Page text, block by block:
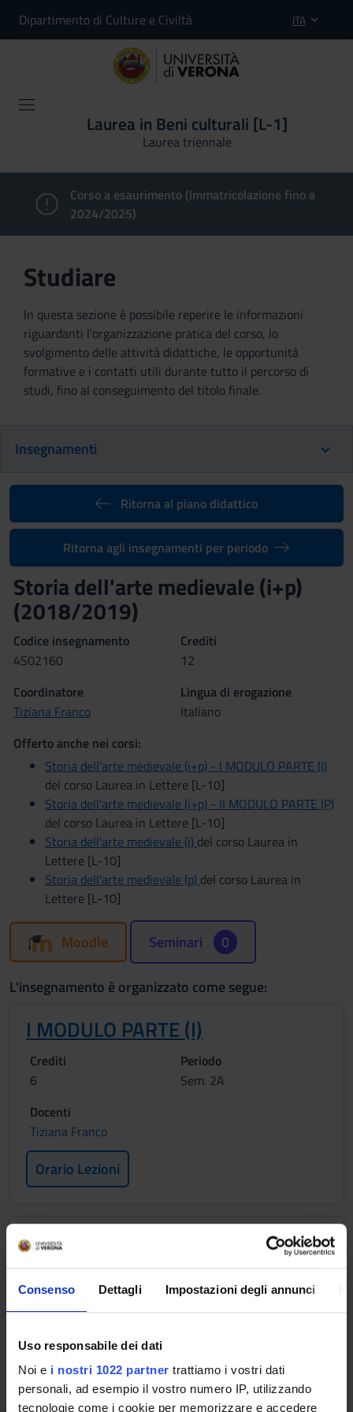
Consenso Dettagli Impostazioni degli annunci
Uso responsabile dei dati
Noi e i nostri 1022 partner trattiamo i vostri dati
personali, ad esempio il vostro numero IP, utilizzando
tecnologie come i cookie per memorizzare e accedere
Dipartimento di Culture e Civiltà ITA
Laurea in Beni culturali [L-1]
Laurea triennale
Corso a esaurimento (Immatricolazione fino a
2024/2025)
Studiare
In questa sezione è possibile reperire le informazioni
riguardanti l'organizzazione pratica del corso, lo
svolgimento delle attività didattiche, le opportunità
formative e i contatti utili durante tutto il percorso di
studi, fino al conseguimento del titolo finale.
Insegnamenti
Ritorna al piano didattico
Ritorna agli insegnamenti per periodo
Storia dell'arte medievale (i+p)
(2018/2019)
Codice insegnamento
4S02160
Crediti
12
Coordinatore
Tiziana Franco
Lingua di erogazione
Italiano
Offerto anche nei corsi:
Storia dell'arte medievale (i+p) - I MODULO PARTE (I)
del corso Laurea in Lettere [L-10]
Storia dell'arte medievale (i+p) - II MODULO PARTE (P)
del corso Laurea in Lettere [L-10]
Storia dell'arte medievale (i) del corso Laurea in
Lettere [L-10]
Storia dell'arte medievale (p) del corso Laurea in
Lettere [L-10]
Moodle Seminari 0
L'insegnamento è organizzato come segue:
I MODULO PARTE (I)
Crediti
6
Periodo
Sem. 2A
Docenti
Tiziana Franco
Orario Lezioni
II MODULO PARTE (P)
Crediti
6
Periodo
Sem. 2B
Tiziana Franco
Orario Lezioni